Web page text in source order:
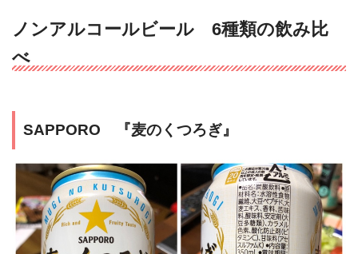
ノンアルコールビール 6種類の飲み比
べ
SAPPORO 『麦のくつろぎ』